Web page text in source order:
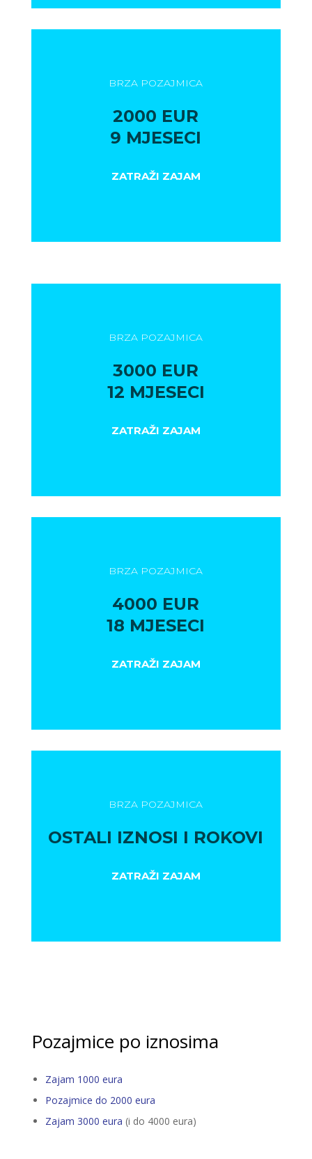
BRZA POZAJMICA
2000 EUR
9 MJESECI
ZATRAŽI ZAJAM
BRZA POZAJMICA
3000 EUR
12 MJESECI
ZATRAŽI ZAJAM
BRZA POZAJMICA
4000 EUR
18 MJESECI
ZATRAŽI ZAJAM
BRZA POZAJMICA
OSTALI IZNOSI I ROKOVI
ZATRAŽI ZAJAM
Pozajmice po iznosima
Zajam 1000 eura
Pozajmice do 2000 eura
Zajam 3000 eura (i do 4000 eura)